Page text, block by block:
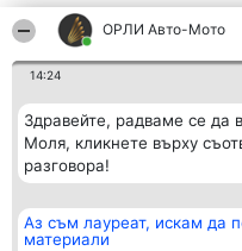
ОРЛИ Aвто-Mото
14:24
Здравейте, радваме се да
Моля, кликнете върху
разговора!
Аз съм лауреат, искам да
материали
Организатор на
класиране